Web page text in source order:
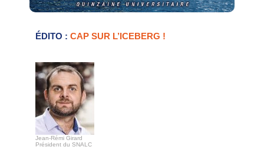
ÉDITO : CAP SUR L’ICEBERG !
Jean-Rémi Girard
Président du SNALC